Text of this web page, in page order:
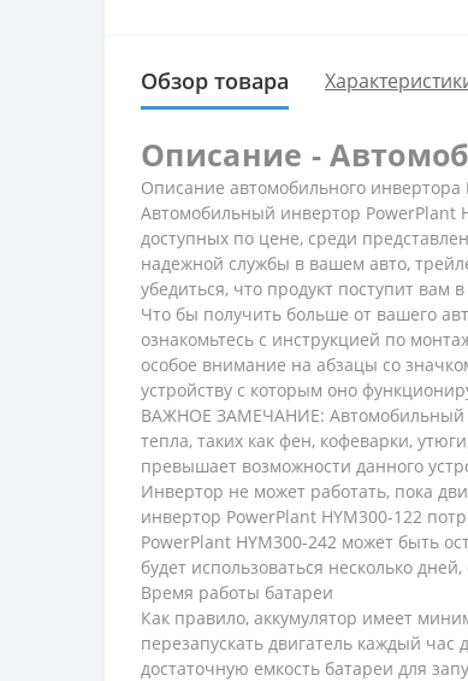
Обзор товара
Описание -
Описание автомобильного инвертора
Автомобильный инвертор PowerPlant
доступных по цене, среди
надежной службы в вашем авто,
убедиться, что продукт поступит вам
Что бы получить больше от вашего
ознакомьтесь с инструкцией по
особое внимание на абзацы со
устройству с которым оно
ВАЖНОЕ ЗАМЕЧАНИЕ: Автомобильный
тепла, таких как фен, кофеварки,
превышает возможности данного
Инвертор не может работать, пока
инвертор PowerPlant HYM300-122
PowerPlant HYM300-242 может быть
будет использоваться несколько
Время работы батареи
Как правило, аккумулятор имеет
перезапускать двигатель каждый
достаточную емкость батареи для